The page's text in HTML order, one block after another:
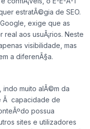
confiÃ¡veis, o E-E-A-T
estratÃ©gia de SEO.
exige que as
aos usuÃ¡rios. Neste
visibilidade, mas
muito alÃ©m da
capacidade de
possua